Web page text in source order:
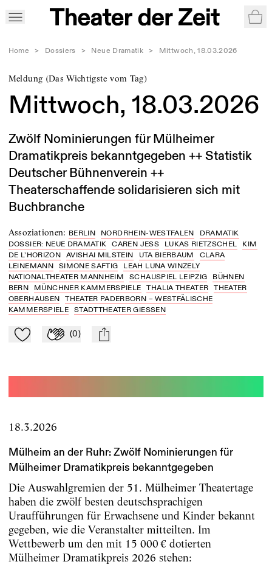
Home > Dossiers > Neue Dramatik > Mittwoch, 18.03.2026
Meldung (Das Wichtigste vom Tag)
Mittwoch, 18.03.2026
Zwölf Nominierungen für Mülheimer
Dramatikpreis bekanntgegeben ++ Statistik
Deutscher Bühnenverein ++
Theaterschaffende solidarisieren sich mit
Buchbranche
Assoziationen: BERLIN NORDRHEIN-WESTFALEN
DRAMATIK
DOSSIER: NEUE DRAMATIK
CAREN JESS LUKAS RIETZSCHEL
KIM
DE L’HORIZON
AVISHAI MILSTEIN UTA BIERBAUM
CLARA
LEINEMANN
SIMONE SAFTIG
LEAH LUNA WINZELY
NATIONALTHEATER MANNHEIM
SCHAUSPIEL LEIPZIG
BÜHNEN
BERN
MÜNCHNER KAMMERSPIELE THALIA THEATER
THEATER
OBERHAUSEN
THEATER PADERBORN – WESTFÄLISCHE
KAMMERSPIELE
STADTTHEATER GIESSEN
Zu Mein-TdZ hinzufügen
Applaudieren
(0) mail
18.3.2026
Mülheim an der Ruhr: Zwölf Nominierungen für
Mülheimer Dramatikpreis bekanntgegeben
Die Auswahlgremien der 51. Mülheimer Theatertage
haben die zwölf besten deutschsprachigen
Uraufführungen für Erwachsene und Kinder bekannt
gegeben, wie die Veranstalter mitteilten. Im
Wettbewerb um den mit 15 000 € dotierten
Mülheimer Dramatikpreis 2026 stehen: